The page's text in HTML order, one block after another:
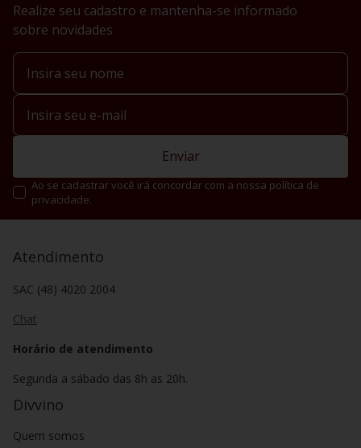
Realize seu cadastro e mantenha-se informado
sobre novidades
Enviar
Ao se cadastrar você irá concordar com a nossa política de
privacidade.
Atendimento
SAC (48) 4020 2004
Chat
Horário de atendimento
Segunda a sábado das 8h as 20h.
Divvino
Quem somos